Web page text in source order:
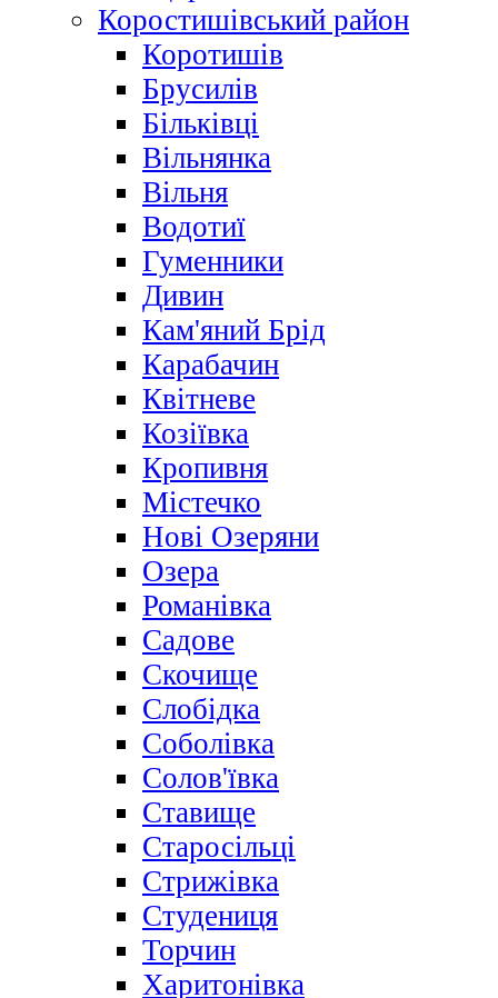
Коростишівський район
Коротишів
Брусилів
Більківці
Вільнянка
Вільня
Водотиї
Гуменники
Дивин
Кам'яний Брід
Карабачин
Квітневе
Козіївка
Кропивня
Містечко
Нові Озеряни
Озера
Романівка
Садове
Скочище
Слобідка
Соболівка
Солов'ївка
Ставище
Старосільці
Стрижівка
Студениця
Торчин
Харитонівка